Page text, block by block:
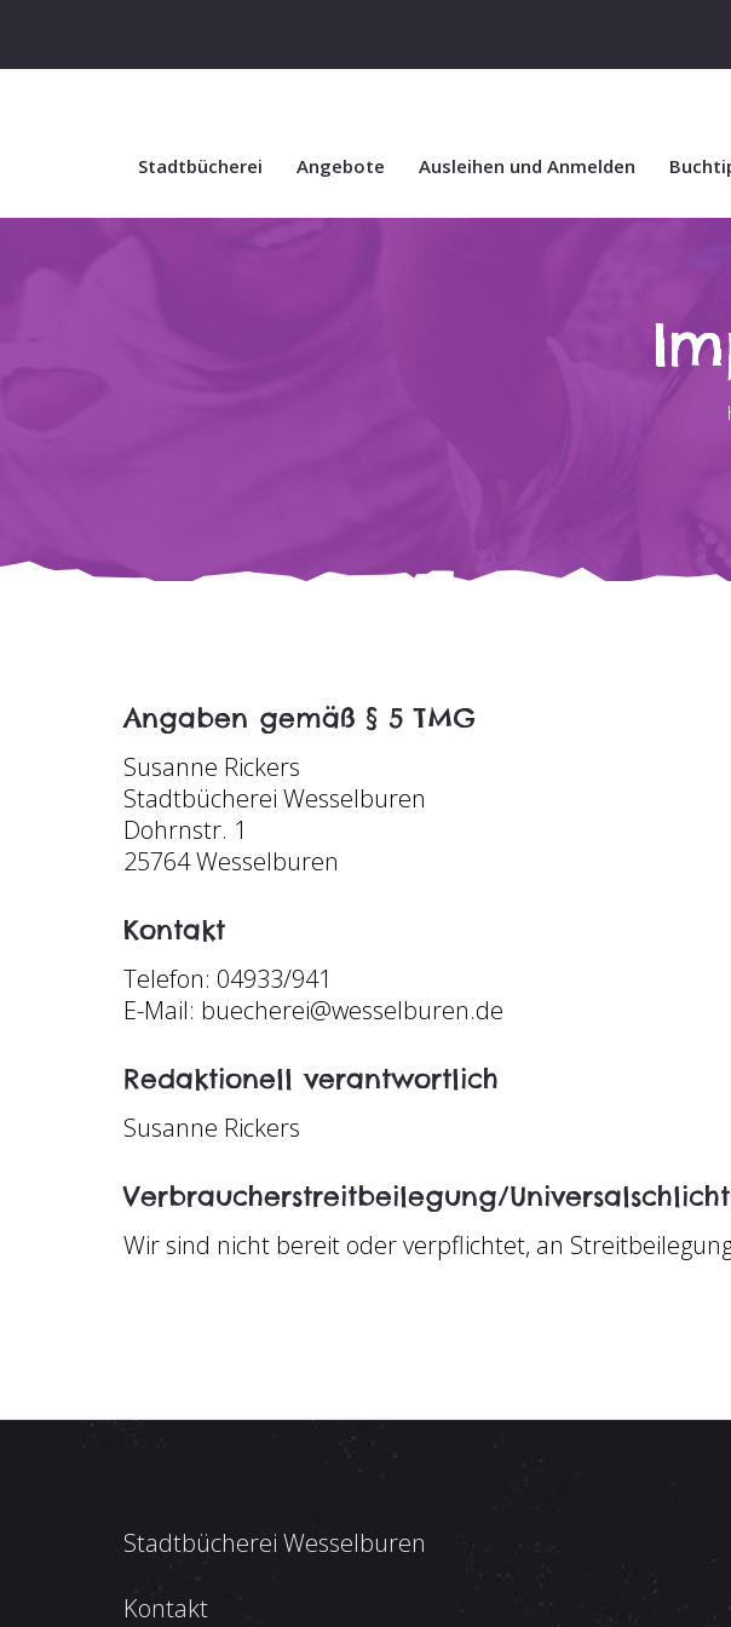
Stadtbücherei Angebote Ausleihen und Anmelden
Angaben gemäß § 5 TMG
Susanne Rickers
Stadtbücherei Wesselburen
Dohrnstr. 1
25764 Wesselburen
Kontakt
Telefon: 04933/941
E-Mail: buecherei@wesselburen.de
Redaktionell verantwortlich
Susanne Rickers
Verbraucher­streit­beilegung/
Wir sind nicht bereit oder verpflichtet, an
Stadtbücherei Wesselburen
Kontakt